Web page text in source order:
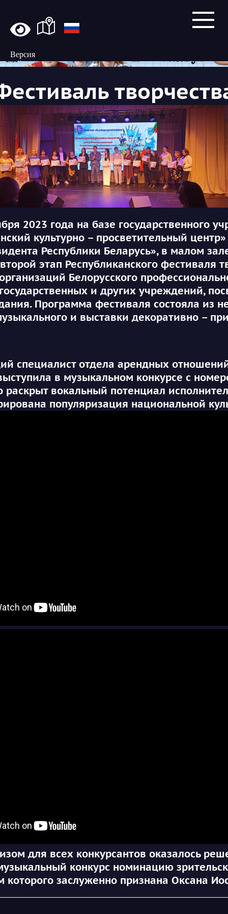
Версия
сайта
года на базе государственного
культурно – просветительный
Республики Беларусь», в малом
этап Республиканского фестиваля
Белорусского
и других учреждений,
Программа фестиваля состояла из
и выставки декоративно –
отдела арендных отношений
в музыкальном конкурсе с
раскрыт вокальный потенциал
популяризация национальной
всех конкурсантов оказалось
конкурс номинацию
которого заслуженно признана Оксана